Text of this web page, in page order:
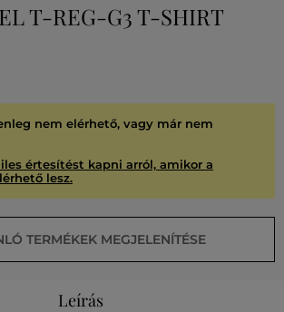
T-REG-G3 T-SHIRT
nem elérhető, vagy már nem
értesítést kapni arról, amikor a
lesz.
TERMÉKEK MEGJELENÍTÉSE
Leírás